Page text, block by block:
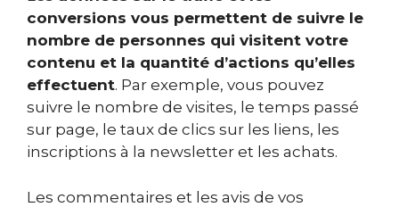
conversions vous permettent de suivre le
nombre de personnes qui visitent votre
contenu et la quantité d’actions qu’elles
effectuent. Par exemple, vous pouvez
suivre le nombre de visites, le temps passé
sur page, le taux de clics sur les liens, les
inscriptions à la newsletter et les achats.
Les commentaires et les avis de vos